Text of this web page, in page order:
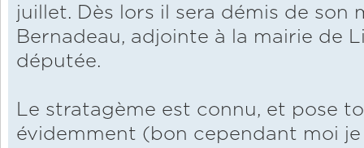
juillet. Dès lors il sera démis de son
Bernadeau, adjointe à la mairie de
députée.
Le stratagème est connu, et pose
évidemment (bon cependant moi